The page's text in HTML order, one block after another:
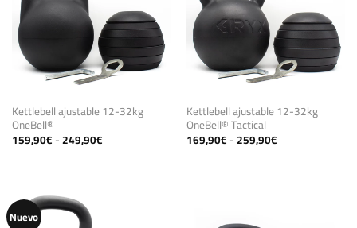
Kettlebell ajustable 12-32kg
OneBell®
159,90€-249,90€Rango
de
Kettlebell ajustable 12-32kg
OneBell® Tactical
169,90€-259,90€Rango
de
Nuevo